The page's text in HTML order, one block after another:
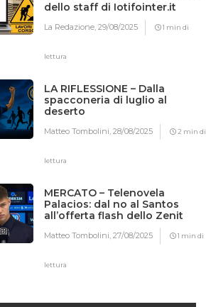
dello staff di Iotifointer.it
La Redazione,29/08/2025 1 min di
lettura
LA RIFLESSIONE – Dalla
spacconeria di luglio al
deserto
Matteo Tombolini,28/08/2025 2 min di
lettura
MERCATO – Telenovela
Palacios: dal no al Santos
all’offerta flash dello Zenit
Matteo Tombolini,27/08/2025 1 min di
lettura